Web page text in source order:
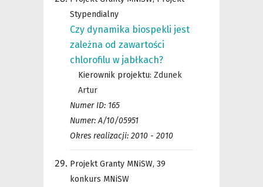
Stypendialny
Czy dynamika biospekli jest
zależna od zawartości
chlorofilu w jabłkach?
Kierownik projektu: Zdunek
Artur
Numer ID: 165
Numer: A/10/05951
Okres realizacji: 2010 - 2010
Projekt Granty MNiSW, 39
konkurs MNiSW